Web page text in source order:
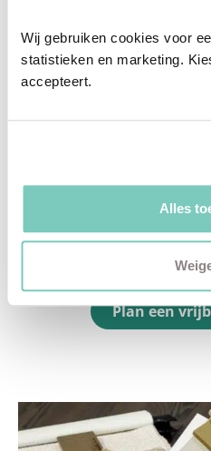
Wij gebruiken cookies voor
statistieken en marketing.
accepteert.
Alles
✓
Afstyling aan huis
✓ 2D
✓
✓ Gratis personal
Advies van
Ontdek welk
een vrijblijvend
Vul het formulier
snel mogelijk
Plan een